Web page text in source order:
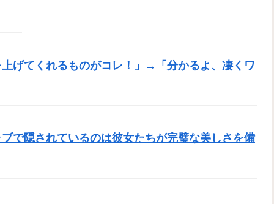
げてくれるものがコレ！」→「分かるよ、凄くワ
で隠されているのは彼女たちが完璧な美しさを備